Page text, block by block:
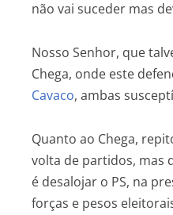
não vai suceder mas
Nosso Senhor, que
Chega, onde este
Cavaco, ambas
Quanto ao Chega,
volta de partidos, mas
é desalojar o PS, na
forças e pesos